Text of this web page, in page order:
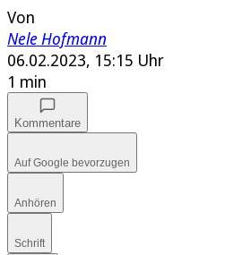
Von
Nele Hofmann
06.02.2023, 15:15 Uhr
1 min
Kommentare
Auf Google bevorzugen
Anhören
Schrift